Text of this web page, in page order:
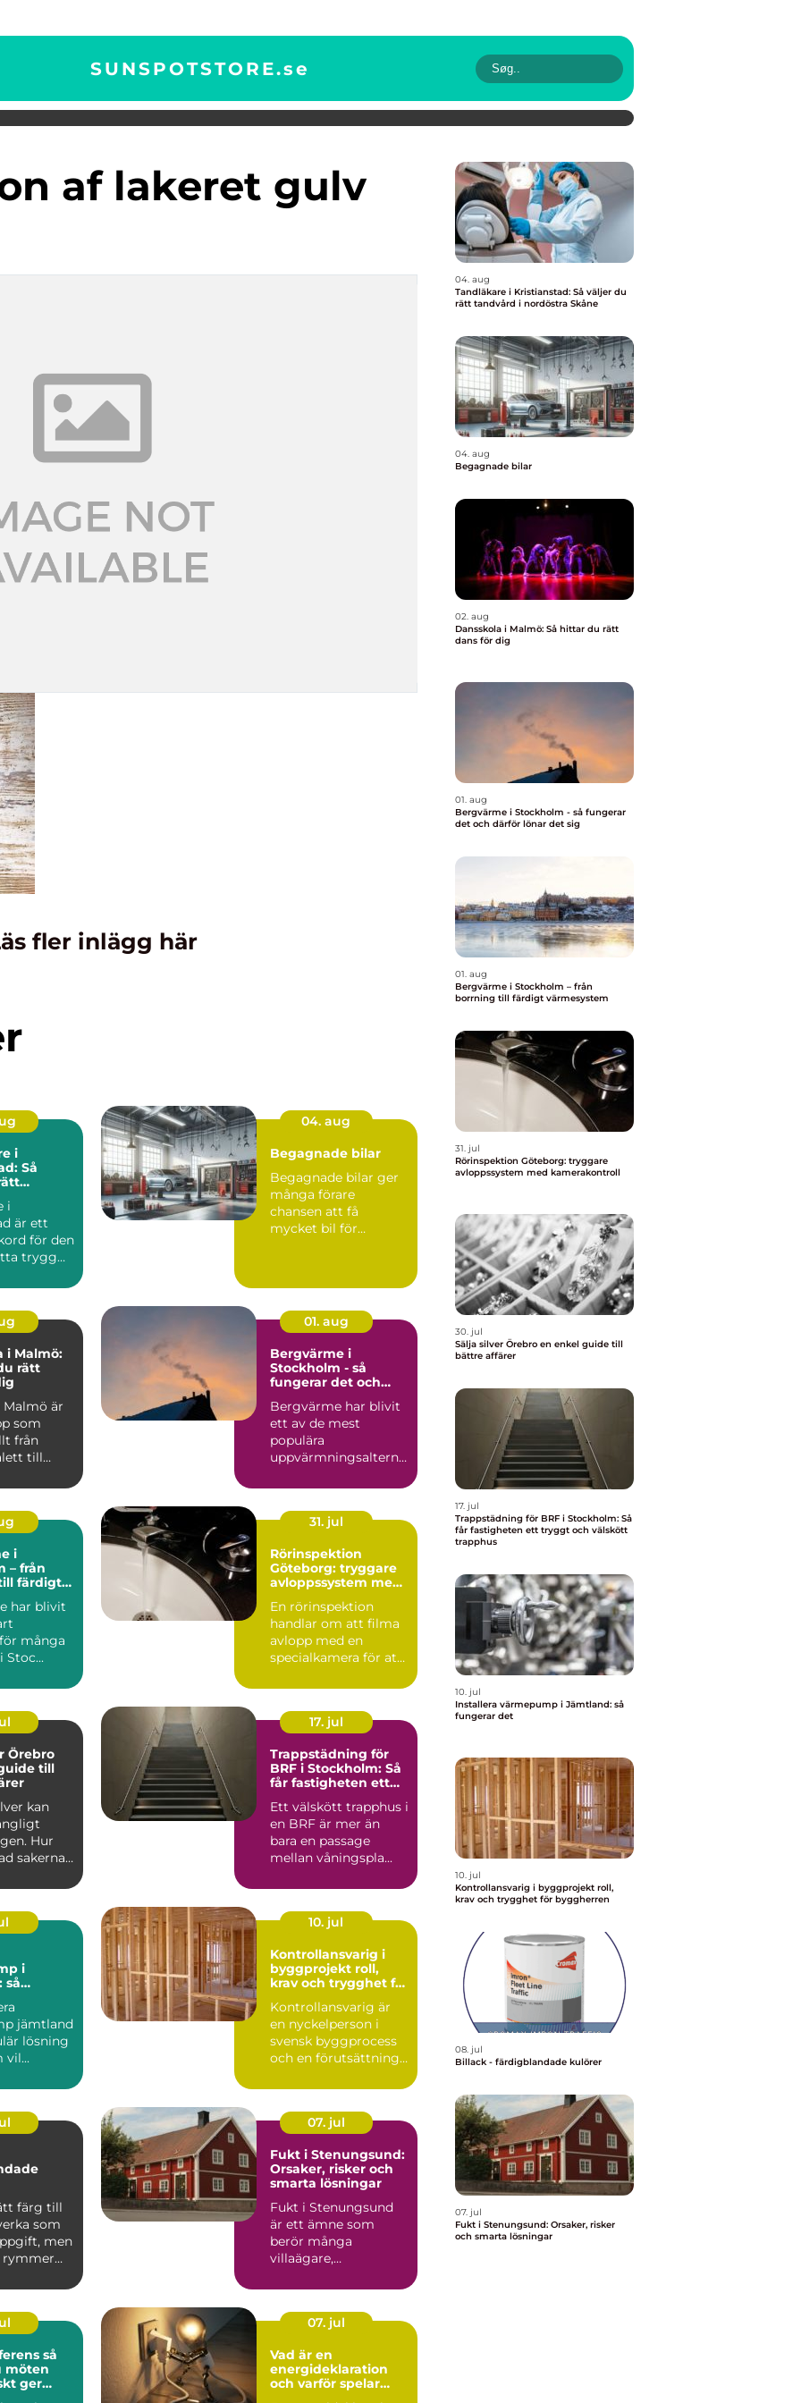
SUNSPOTSTORE.se
af lakeret gulv
fler inlägg här
i
Så
i
är ett
för den
trygg
04. aug
Begagnade bilar
Begagnade bilar ger
många förare
chansen att få
mycket bil för
i Malmö:
rätt
Malmö är
som
från
till
01. aug
Bergvärme i
Stockholm - så
fungerar det och
Bergvärme har blivit
ett av de mest
populära
uppvärmningsalterna
i
– från
färdigt
har blivit
många
Stoc...
31. jul
Rörinspektion
Göteborg: tryggare
avloppssystem med
En rörinspektion
handlar om att filma
avlopp med en
specialkamera för att
Örebro
till
kan
Hur
sakerna
17. jul
Trappstädning för
BRF i Stockholm: Så
får fastigheten ett
trapphus
Ett välskött trapphus i
en BRF är mer än
bara en passage
mellan våningspla...
i
så
jämtland
lösning
vil...
10. jul
Kontrollansvarig i
byggprojekt roll,
krav och trygghet för
Kontrollansvarig är
en nyckelperson i
svensk byggprocess
och en förutsättning
byggproj...
färg till
som
men
rymmer
07. jul
Fukt i Stenungsund:
Orsaker, risker och
smarta lösningar
Fukt i Stenungsund
är ett ämne som
berör många
villaägare,
så
möten
ger
07. jul
Vad är en
energideklaration
och varför spelar
04. aug
Tandläkare i Kristianstad: Så väljer du
rätt tandvård i nordöstra Skåne
04. aug
Begagnade bilar
02. aug
Dansskola i Malmö: Så hittar du rätt
dans för dig
01. aug
Bergvärme i Stockholm - så fungerar
det och därför lönar det sig
01. aug
Bergvärme i Stockholm – från
borrning till färdigt värmesystem
31. jul
Rörinspektion Göteborg: tryggare
avloppssystem med kamerakontroll
30. jul
Sälja silver Örebro en enkel guide till
bättre affärer
17. jul
Trappstädning för BRF i Stockholm: Så
får fastigheten ett tryggt och välskött
trapphus
10. jul
Installera värmepump i Jämtland: så
fungerar det
10. jul
Kontrollansvarig i byggprojekt roll,
krav och trygghet för byggherren
08. jul
Billack - färdigblandade kulörer
07. jul
Fukt i Stenungsund: Orsaker, risker
och smarta lösningar